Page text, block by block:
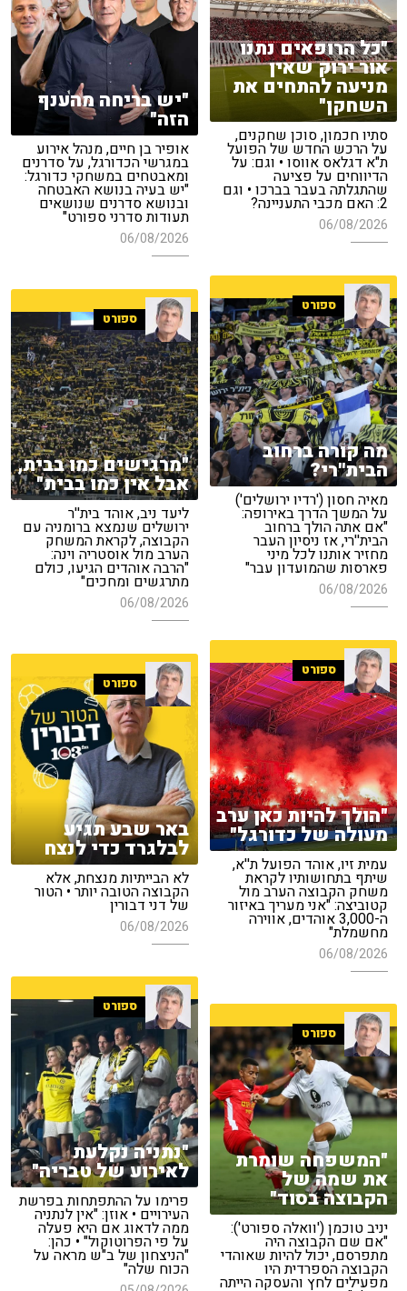
"כל הרופאים נתנו
אור ירוק שאין
מניעה להתחים את
השחקן"
סתיו חכמון, סוכן שחקנים,
על הרכש החדש של הפועל
ת"א דגלאס אווסו • וגם: על
הדיווחים על פציעה
שהתגלתה בעבר בברכו • וגם
2: האם מכבי התעניינה?
06/08/2026
"יש בריחה מהענף
הזה"
אופיר בן חיים, מנהל אירוע
במגרשי הכדורגל, על סדרנים
ומאבטחים במשחקי כדורגל:
"יש בעיה בנושא האבטחה
ובנושא סדרנים שנושאים
תעודות סדרני ספורט"
06/08/2026
ספורט
מה קורה ברחוב
הבית''רי?
מאיה חסון ('רדיו ירושלים')
על המשך הדרך באירופה:
"אם אתה הולך ברחוב
הבית''רי, אז ניסיון העבר
מחזיר אותנו לכל מיני
פארסות שהמועדון עבר"
06/08/2026
ספורט
"מרגישים כמו בבית,
אבל אין כמו בבית"
ליעד ניב, אוהד בית''ר
ירושלים שנמצא ברומניה עם
הקבוצה, לקראת המשחק
הערב מול אוסטריה וינה:
"הרבה אוהדים הגיעו, כולם
מתרגשים ומחכים"
06/08/2026
ספורט
"הולך להיות כאן ערב
מעולה של כדורגל"
עמית זיו, אוהד הפועל ת''א,
שיתף בתחושותיו לקראת
משחק הקבוצה הערב מול
קטוביצה: "אני מעריך באיזור
ה-3,000 אוהדים, אווירה
מחשמלת"
06/08/2026
ספורט
באר שבע תגיע
לבלגרד כדי לנצח
לא הבייתיות מנצחת, אלא
הקבוצה הטובה יותר • הטור
של דני דבורין
06/08/2026
ספורט
"נתניה נקלעת
לאירוע של טבריה"
פרימו על ההתפתחות בפרשת
העירויים • אוזן: "אין לנתניה
ממה לדאוג אם היא פעלה
על פי הפרוטוקול" • כהן:
"הניצחון של ב"ש מראה על
הכוח שלה"
ספורט
"המשפחה שומרת
את שמה של
הקבוצה בסוד"
יניב טוכמן ('וואלה ספורט'):
"אם שם הקבוצה היה
מתפרסם, יכול להיות שאוהדי
הקבוצה הספרדית היו
מפעילים לחץ והעסקה הייתה